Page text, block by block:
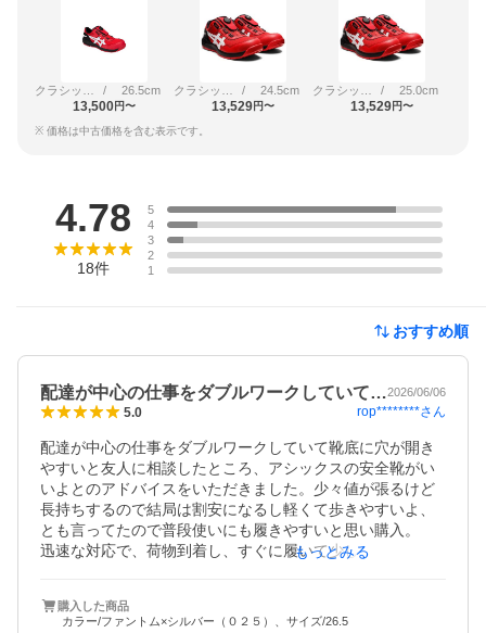
/ 26.5cm
13,500円〜
/ 24.5cm
13,529円〜
/ 25.0cm
13,529円〜
※ 価格は中古価格を含む表示です。
4.78
18件
5
4
3
2
1
おすすめ順
配達が中心の仕事をダブルワークしていて…2026/06/06
5.0 rop********さん
配達が中心の仕事をダブルワークしていて靴底に穴が開き
やすいと友人に相談したところ、アシックスの安全靴がい
いよとのアドバイスをいただきました。少々値が張るけど
長持ちするので結局は割安になるし軽くて歩きやすいよ、
とも言ってたので普段使いにも履きやすいと思い購入。
迅速な対応で、荷物到着し、すぐに履いて少し近所を歩い
もっとみる
購入した商品
カラー/ファントム×シルバー（０２５）、サイズ/26.5